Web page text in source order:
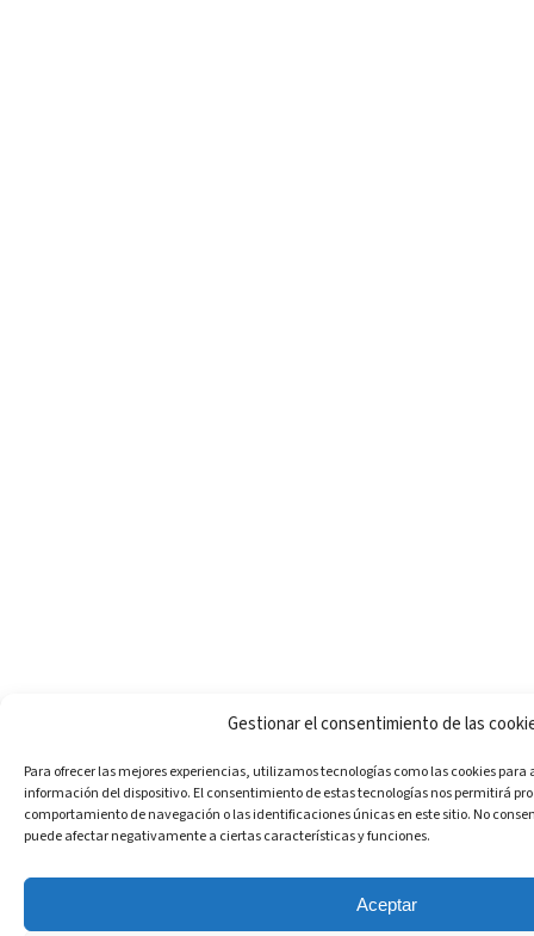
Gestionar el consentimiento de las
Para ofrecer las mejores experiencias, utilizamos tecnologías como las cookies
información del dispositivo. El consentimiento de estas tecnologías nos permitirá
comportamiento de navegación o las identificaciones únicas en este sitio. No
puede afectar negativamente a ciertas características y funciones.
Aceptar